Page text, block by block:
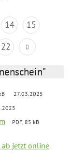
14
15
22
27.03.2025
PDF, 85 kB
ab jetzt online